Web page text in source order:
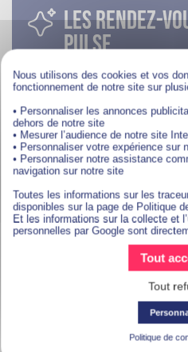
LES RENDEZ-
PULSE
LES SÉANCES LIVE QUI
FORMATION
Ce parcours est éligible à
Live exclusives sur les
management. L’objectif des
appréhender les évolutions
ainsi que les nouveaux défis
management.
Nous utilisons des cookies et vos
fonctionnement de notre site sur
• Personnaliser les annonces
dehors de notre site
• Mesurer l’audience de notre site
• Personnaliser votre expérience sur
• Personnaliser notre assistance
navigation sur notre site
Toutes les informations sur les
disponibles sur la page de Politique
Et les informations sur la collecte et
personnelles par Google sont
Tout
Tout
Politique de